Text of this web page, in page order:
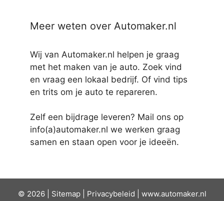
Meer weten over Automaker.nl
Wij van Automaker.nl helpen je graag
met het maken van je auto. Zoek vind
en vraag een lokaal bedrijf. Of vind tips
en trits om je auto te repareren.
Zelf een bijdrage leveren? Mail ons op
info(a)automaker.nl we werken graag
samen en staan open voor je ideeën.
© 2026 | Sitemap| Privacybeleid www.automaker.nl